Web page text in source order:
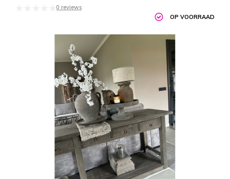
0 reviews
OP VOORRAAD